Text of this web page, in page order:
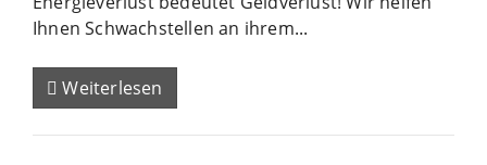
Ihnen Schwachstellen an ihrem...
Weiterlesen